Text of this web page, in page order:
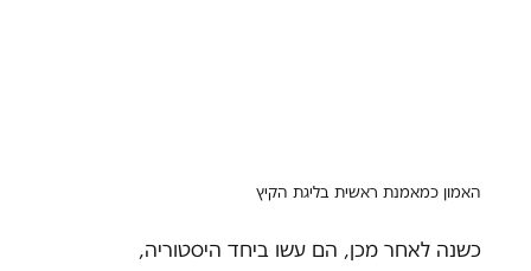
האמון כמאמנת ראשית בליגת הקיץ
כשנה לאחר מכן, הם עשו ביחד היסטוריה,